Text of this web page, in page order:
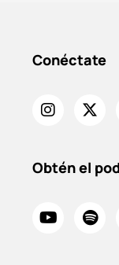
Conéctate
Obtén el